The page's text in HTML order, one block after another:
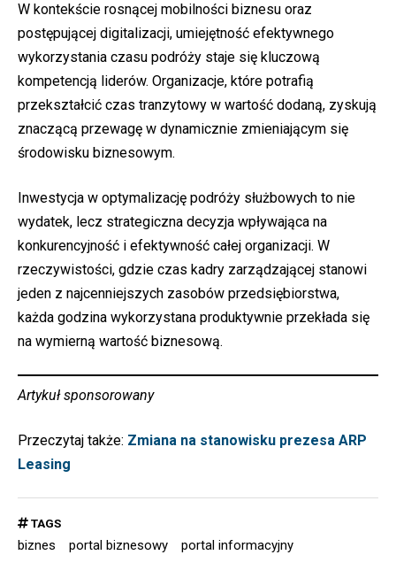
W kontekście rosnącej mobilności biznesu oraz
postępującej digitalizacji, umiejętność efektywnego
wykorzystania czasu podróży staje się kluczową
kompetencją liderów. Organizacje, które potrafią
przekształcić czas tranzytowy w wartość dodaną, zyskują
znaczącą przewagę w dynamicznie zmieniającym się
środowisku biznesowym.
Inwestycja w optymalizację podróży służbowych to nie
wydatek, lecz strategiczna decyzja wpływająca na
konkurencyjność i efektywność całej organizacji. W
rzeczywistości, gdzie czas kadry zarządzającej stanowi
jeden z najcenniejszych zasobów przedsiębiorstwa,
każda godzina wykorzystana produktywnie przekłada się
na wymierną wartość biznesową.
Artykuł sponsorowany
Przeczytaj także: Zmiana na stanowisku prezesa ARP
Leasing
TAGS
biznes portal biznesowy portal informacyjny